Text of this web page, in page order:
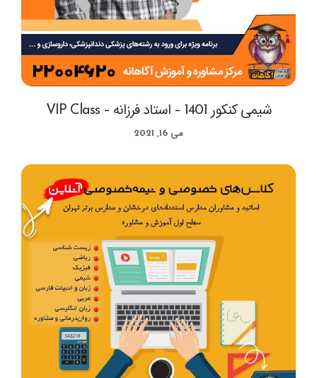
شیمی کنکور 1401 – استاد فرزانه – VIP Class
می 16, 2021